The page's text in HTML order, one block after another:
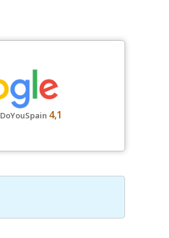
DoYouSpain 4,1